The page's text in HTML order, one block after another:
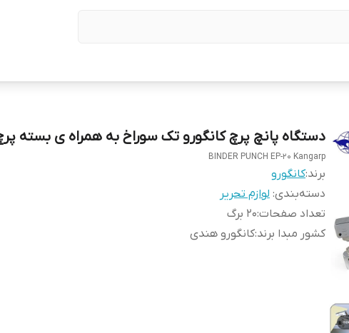
دستگاه پانچ پرچ کانگورو تک سوراخ به همراه ی بسته
BINDER PUNCH EP-20 Kangarp
برند:کانگورو
دسته‌بندی: لوازم تحریر
تعداد صفحات:۲۰ برگ
کشور مبدا برند:کانگورو هندی